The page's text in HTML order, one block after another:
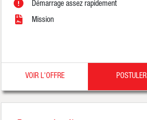
Démarrage assez rapidement
Mission
VOIR L'OFFRE POSTULER